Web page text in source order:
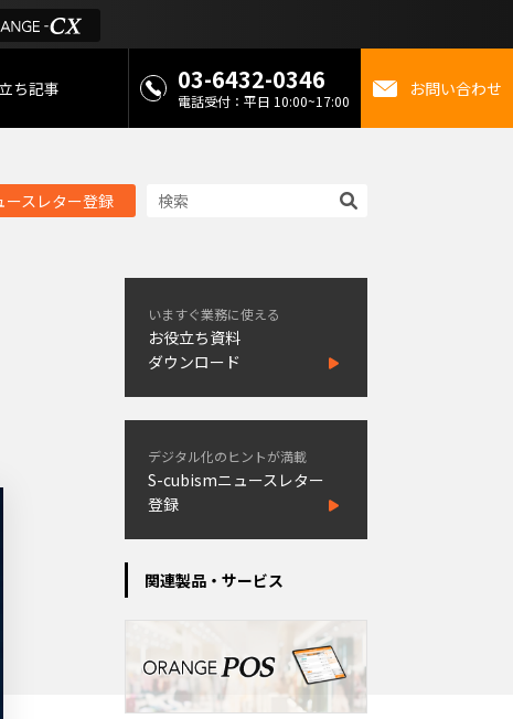
金
ち記事
役立ち情報
ミライを考えるメディ
03-6432-0346
電話受付：平日 10:00~17:00
お問い合わせ
ースレター登録
いますぐ業務に使える
お役立ち資料
ダウンロード
デジタル化のヒントが満載
S-cubismニュースレター
登録
関連製品・サービス